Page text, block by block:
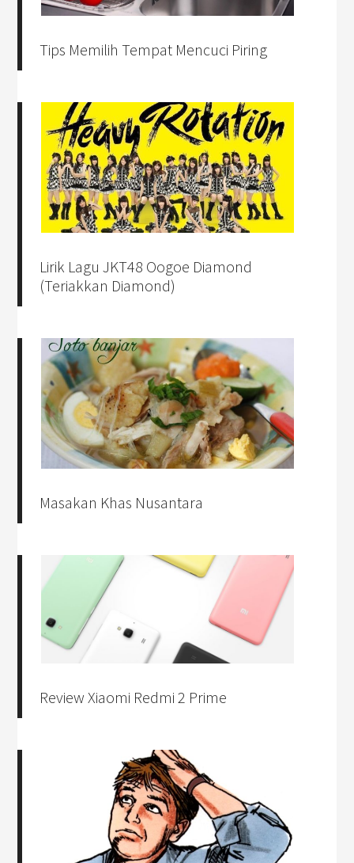
Tips Memilih Tempat Mencuci Piring
Lirik Lagu JKT48 Oogoe Diamond
(Teriakkan Diamond)
Masakan Khas Nusantara
Review Xiaomi Redmi 2 Prime